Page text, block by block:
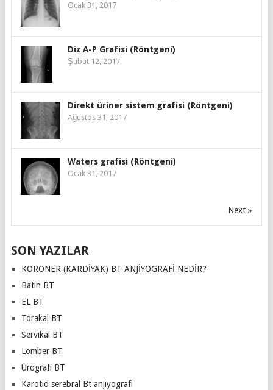
Ocak 31, 2017
Diz A-P Grafisi (Röntgeni)
Şubat 12, 2017
Direkt üriner sistem grafisi (Röntgeni)
Ağustos 31, 2017
Waters grafisi (Röntgeni)
Ocak 31, 2017
Next »
SON YAZILAR
KORONER (KARDİYAK) BT ANJİYOGRAFİ NEDİR?
Batın BT
EL BT
Torakal BT
Servikal BT
Lomber BT
Ürografi BT
Karotid serebral Bt anjiyografi